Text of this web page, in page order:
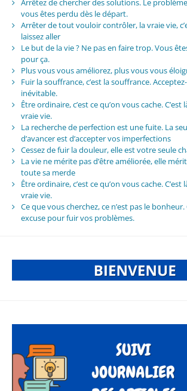
Arrêtez de chercher des solutions. Le
vous êtes perdu dès le départ.
Arrêter de tout vouloir contrôler, la vraie vie,
laissez aller
Le but de la vie ? Ne pas en faire trop. Vous
pour ça.
Plus vous vous améliorez, plus vous vous
Fuir la souffrance, c’est la souffrance.
inévitable.
Être ordinaire, c’est ce qu’on vous cache.
vraie vie.
La recherche de perfection est une fuite. La
d’avancer est d’accepter vos imperfections
Cessez de fuir la douleur, elle est votre seule
La vie ne mérite pas d’être améliorée, elle
toute sa merde
Être ordinaire, c’est ce qu’on vous cache.
vraie vie.
Ce que vous cherchez, ce n’est pas le bonheur.
excuse pour fuir vos problèmes.